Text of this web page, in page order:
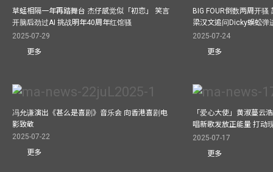
草蜢相隔一年再踏舞台 杰仔感觉似「初恋」 笑言
开脑后劲过AI 挑战明年40周年红馆骚
2025-07-29
更多
BIG FOUR倒数两周开
梁汉文追问Dicky蜈蚣弹
2025-07-24
更多
冯允谦演出《甚么是喜剧》音乐会 向香港喜剧电
影致敬
2025-07-22
更多
「爱心大使」黄淑蔓云
唱新歌发放正能量 打动
2025-07-17
更多